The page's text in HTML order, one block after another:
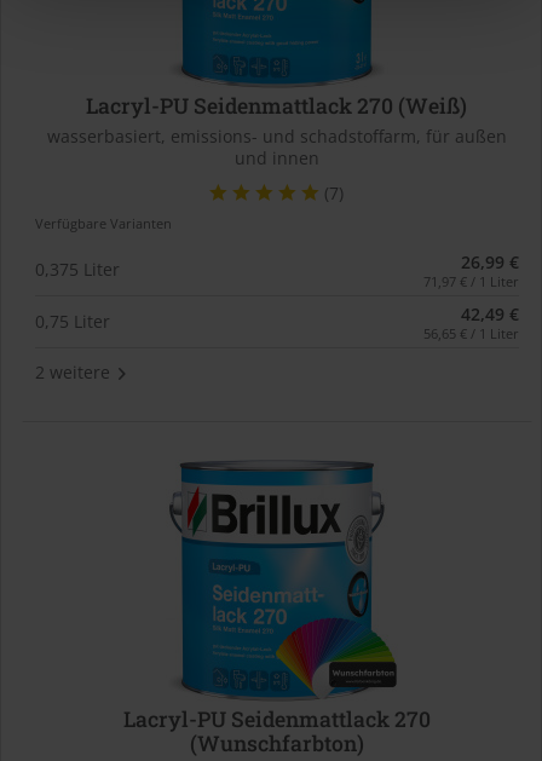
Lacryl-PU Seidenmattlack 270 (Weiß)
wasserbasiert, emissions- und schadstoffarm, für außen
und innen
(7)
Verfügbare Varianten
0,375 Liter 26,99 €
71,97 € / 1 Liter
0,75 Liter 42,49 €
56,65 € / 1 Liter
2 weitere
Lacryl-PU Seidenmattlack 270
(Wunschfarbton)